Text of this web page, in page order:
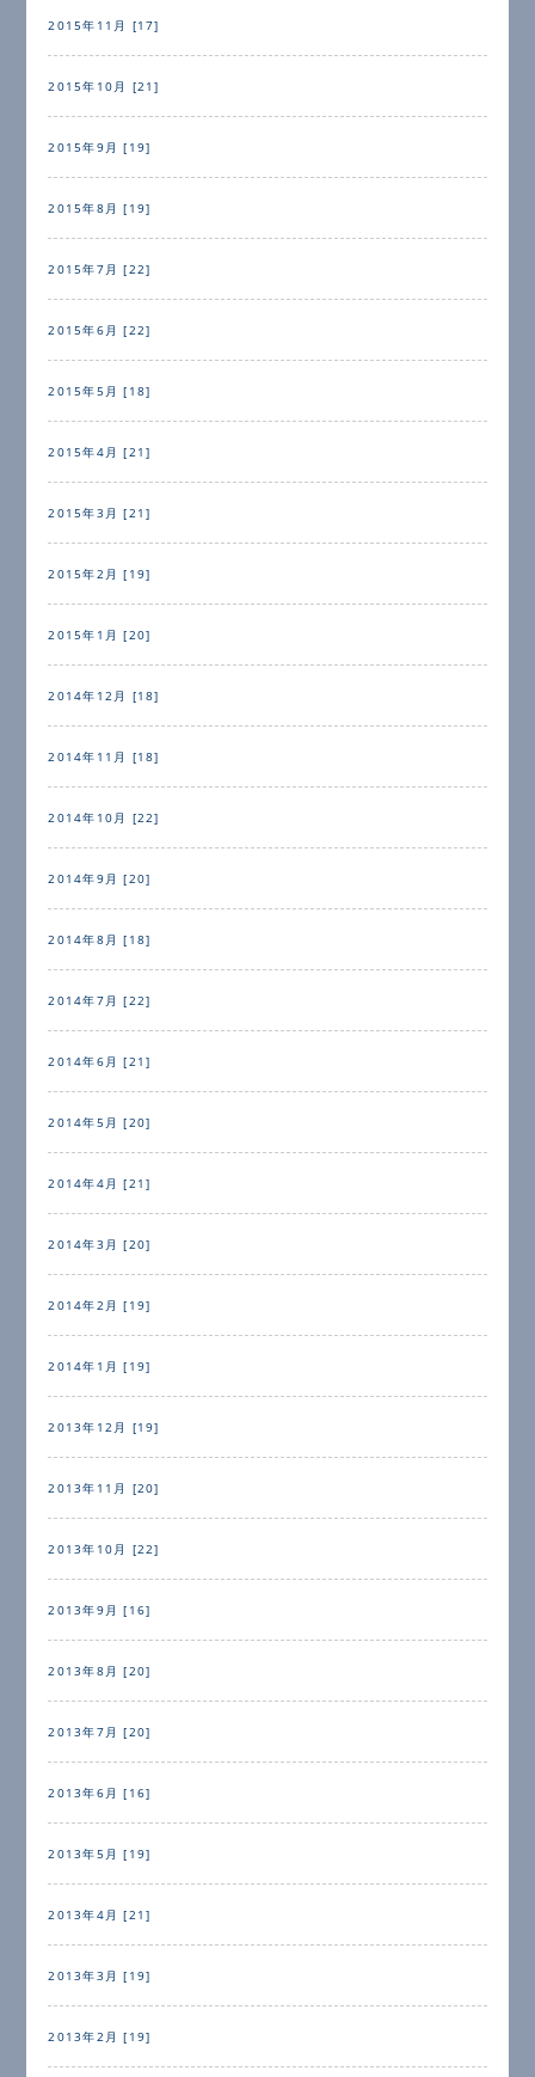
2015年11月 [17]
2015年10月 [21]
2015年9月 [19]
2015年8月 [19]
2015年7月 [22]
2015年6月 [22]
2015年5月 [18]
2015年4月 [21]
2015年3月 [21]
2015年2月 [19]
2015年1月 [20]
2014年12月 [18]
2014年11月 [18]
2014年10月 [22]
2014年9月 [20]
2014年8月 [18]
2014年7月 [22]
2014年6月 [21]
2014年5月 [20]
2014年4月 [21]
2014年3月 [20]
2014年2月 [19]
2014年1月 [19]
2013年12月 [19]
2013年11月 [20]
2013年10月 [22]
2013年9月 [16]
2013年8月 [20]
2013年7月 [20]
2013年6月 [16]
2013年5月 [19]
2013年4月 [21]
2013年3月 [19]
2013年2月 [19]